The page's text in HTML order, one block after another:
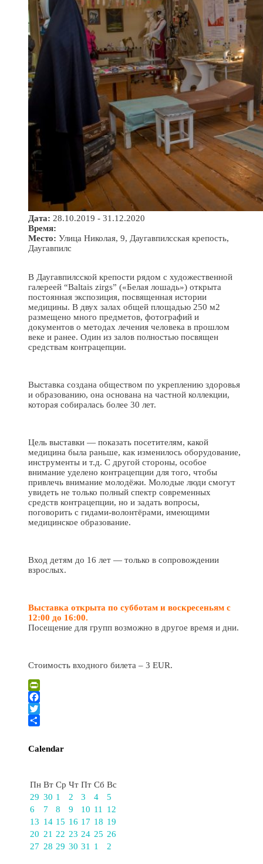
Дата: 28.10.2019 - 31.12.2020
Время:
Место: Улица Николая, 9, Даугавпилсская крепость,
Даугавпилс
В Даугавпилсской крепости рядом с художественной
галереей “Baltais zirgs” («Белая лошадь») открыта
постоянная экспозиция, посвященная истории
медицины. В двух залах общей площадью 250 м2
размещено много предметов, фотографий и
документов о методах лечения человека в прошлом
веке и ранее. Один из залов полностью посвящен
средствам контрацепции.
Выставка создана обществом по укреплению здоровья
и образованию, она основана на частной коллекции,
которая собиралась более 30 лет.
Цель выставки — показать посетителям, какой
медицина была раньше, как изменилось оборудование,
инструменты и т.д. С другой стороны, особое
внимание уделено контрацепции для того, чтобы
привлечь внимание молодёжи. Молодые люди смогут
увидеть не только полный спектр современных
средств контрацепции, но и задать вопросы,
поговорить с гидами-волонтёрами, имеющими
медицинское образование.
Вход детям до 16 лет — только в сопровождении
взрослых.
Выставка открыта по субботам и воскресеньям с
12:00 до 16:00.
Посещение для групп возможно в другое время и дни.
Стоимость входного билета – 3 EUR.
PrintFriendly
Facebook
Twitter
Calendar
Пн Вт Ср Чт Пт Сб Вс
29 30 1 2 3 4
5
6
7 8 9 10 11
12
13 14 15 16 17 18 19
20 21 22 23 24 25 26
27 28 29 30 31 1 2